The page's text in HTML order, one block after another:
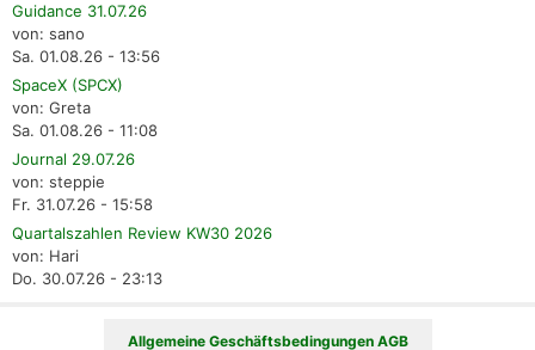
Guidance 31.07.26
von: sano
Sa. 01.08.26 - 13:56
SpaceX (SPCX)
von: Greta
Sa. 01.08.26 - 11:08
Journal 29.07.26
von: steppie
Fr. 31.07.26 - 15:58
Quartalszahlen Review KW30 2026
von: Hari
Do. 30.07.26 - 23:13
Allgemeine Geschäftsbedingungen AGB